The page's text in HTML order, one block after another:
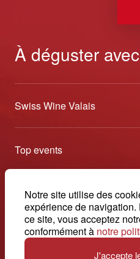
Notre site utilise des
expérience de
ce site, vous acceptez
conformément à notre
J'accepte
À déguster
Swiss Wine Valais
À propos
Blog
Contact
Conditions générales de vente
Top events
Caves Ouvertes
Tavolata
Sélection (résultats)
Contact
Swiss Wine Valais - Avenue
Conthey - Suisse
© 2026, Swiss Wine Valais